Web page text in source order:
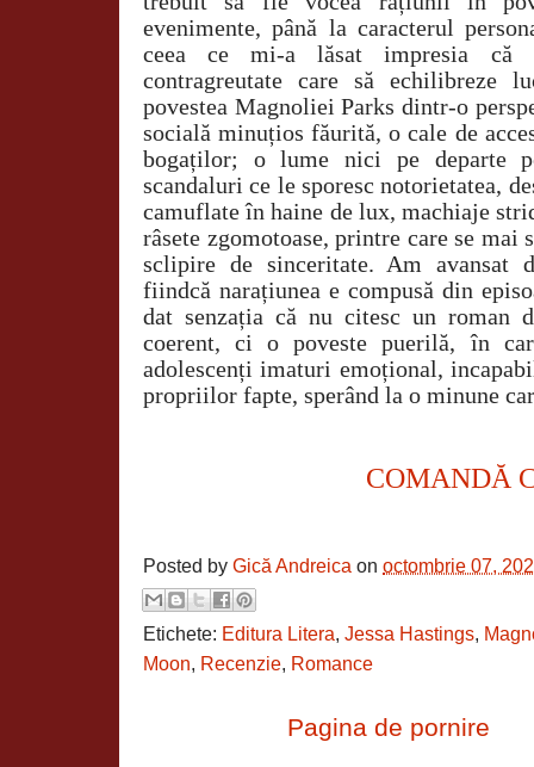
evenimente, până la caracterul
ceea ce mi-a lăsat impresia că
contragreutate care să echilibreze
povestea Magnoliei Parks dintr-o
socială minuțios făurită, o cale de
bogaților; o lume nici pe departe
scandaluri ce le sporesc notorietatea,
camuflate în haine de lux, machiaje
râsete zgomotoase, printre care se mai
sclipire de sinceritate. Am avansat
fiindcă narațiunea e compusă din
dat senzația că nu citesc un roman
coerent, ci o poveste puerilă, în
adolescenți imaturi emoțional,
propriilor fapte, sperând la o minune
COMANDĂ
Posted by Gică Andreica on octombrie 07,
Etichete: Editura Litera, Jessa Hastings,
Moon, Recenzie, Romance
Pagina de pornire